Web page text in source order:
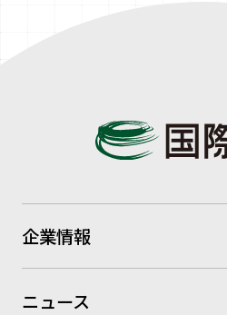
企業情報
ニュース